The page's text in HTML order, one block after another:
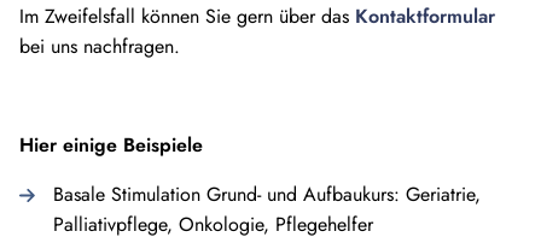
Im Zweifelsfall können Sie gern über das Kontaktformular
bei uns nachfragen.
Hier einige Beispiele
Basale Stimulation Grund- und Aufbaukurs: Geriatrie,
Palliativpflege, Onkologie, Pflegehelfer